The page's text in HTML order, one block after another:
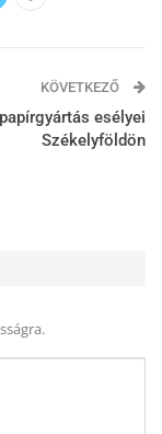
KÖVETKEZŐ
esélyei
Székelyföldön